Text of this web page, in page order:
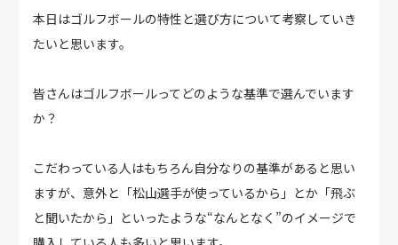
本日はゴルフボールの特性と選び方について考察していき
たいと思います。
皆さんはゴルフボールってどのような基準で選んでいます
か？
こだわっている人はもちろん自分なりの基準があると思い
ますが、意外と「松山選手が使っているから」とか「飛ぶ
と聞いたから」といったような“なんとなく”のイメージで